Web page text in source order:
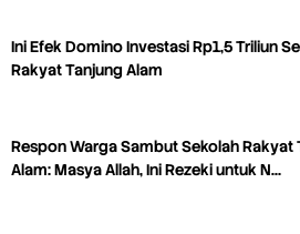
Ini Efek Domino Investasi Rp1,5 Triliun
Rakyat Tanjung Alam
Respon Warga Sambut Sekolah Rakyat
Alam: Masya Allah, Ini Rezeki untuk N…